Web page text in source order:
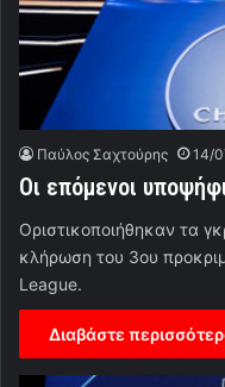
Παύλος Σαχτούρης 14/
Οι επόμενοι
Οριστικοποιήθηκαν τα
κλήρωση του 3ου
League.
Διαβάστε